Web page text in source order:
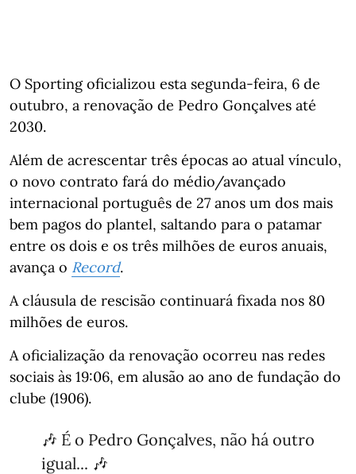
O Sporting oficializou esta segunda-feira, 6 de
outubro, a renovação de Pedro Gonçalves até
2030.
Além de acrescentar três épocas ao atual vínculo,
o novo contrato fará do médio/avançado
internacional português de 27 anos um dos mais
bem pagos do plantel, saltando para o patamar
entre os dois e os três milhões de euros anuais,
avança o Record.
A cláusula de rescisão continuará fixada nos 80
milhões de euros.
A oficialização da renovação ocorreu nas redes
sociais às 19:06, em alusão ao ano de fundação do
clube (1906).
🎶 É o Pedro Gonçalves, não há outro
igual... 🎶